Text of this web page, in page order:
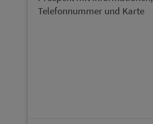
Te­le­fon­num­mer und Karte